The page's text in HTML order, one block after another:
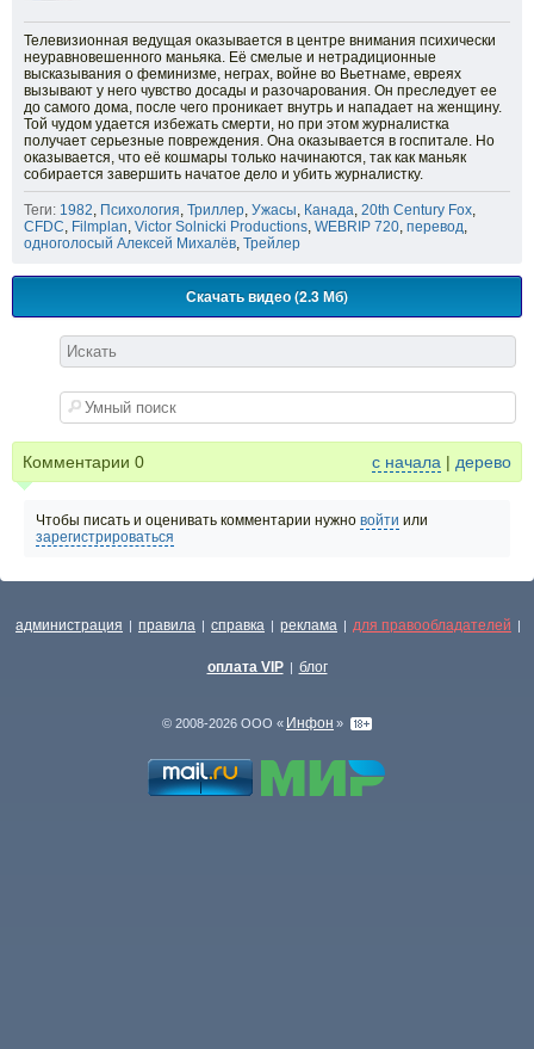
Телевизионная ведущая оказывается в центре внимания психически
неуравновешенного маньяка. Её смелые и нетрадиционные
высказывания о феминизме, неграх, войне во Вьетнаме, евреях
вызывают у него чувство досады и разочарования. Он преследует ее
до самого дома, после чего проникает внутрь и нападает на женщину.
Той чудом удается избежать смерти, но при этом журналистка
получает серьезные повреждения. Она оказывается в госпитале. Но
оказывается, что её кошмары только начинаются, так как маньяк
собирается завершить начатое дело и убить журналистку.
Теги: 1982, Психология, Триллер, Ужасы, Канада, 20th Century Fox,
CFDC, Filmplan, Victor Solnicki Productions, WEBRIP 720, перевод,
одноголосый Алексей Михалёв, Трейлер
Скачать видео (2.3 Мб)
Комментарии 0 с начала | дерево
Чтобы писать и оценивать комментарии нужно войти или
зарегистрироваться
администрация | правила | справка | реклама | для правообладателей |
оплата VIP | блог
© 2008-2026 ООО « Инфон »